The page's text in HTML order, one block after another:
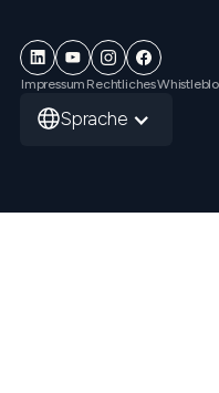
Impressum Rechtliches
Sprache